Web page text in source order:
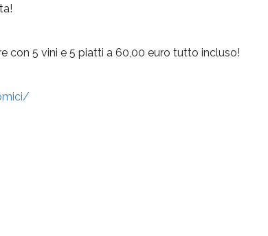
con 5 vini e 5 piatti a 60,00 euro tutto incluso!